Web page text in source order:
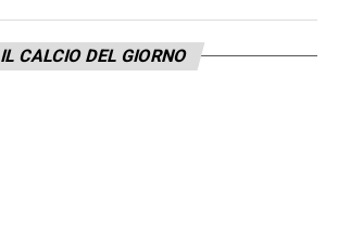
IL CALCIO DEL GIORNO